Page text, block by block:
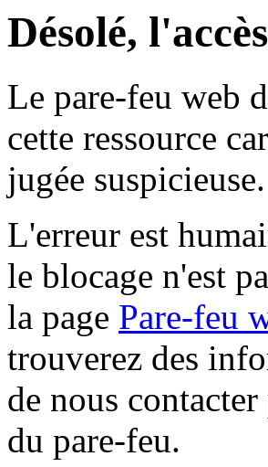
Désolé,
Le pare-feu web
cette ressource
jugée suspicieuse.
L'erreur est
le blocage n'est
la page Pare-feu
trouverez des
de nous
du pare-feu.